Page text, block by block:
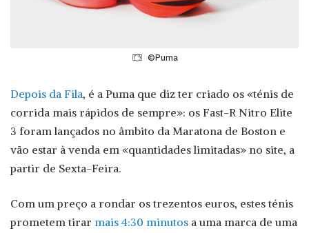
©Puma
Depois da Fila, é a Puma que diz ter criado os «ténis de
corrida mais rápidos de sempre»: os Fast-R Nitro Elite
3 foram lançados no âmbito da Maratona de Boston e
vão estar à venda em «quantidades limitadas» no site, a
partir de Sexta-Feira.
Com um preço a rondar os trezentos euros, estes ténis
prometem tirar mais 4:30 minutos a uma marca de uma